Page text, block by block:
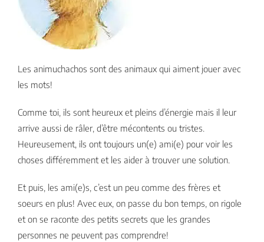
Les animuchachos sont des animaux qui aiment jouer avec
les mots!
Comme toi, ils sont heureux et pleins d’énergie mais il leur
arrive aussi de râler, d’être mécontents ou tristes.
Heureusement, ils ont toujours un(e) ami(e) pour voir les
choses différemment et les aider à trouver une solution.
Et puis, les ami(e)s, c’est un peu comme des frères et
soeurs en plus! Avec eux, on passe du bon temps, on rigole
et on se raconte des petits secrets que les grandes
personnes ne peuvent pas comprendre!